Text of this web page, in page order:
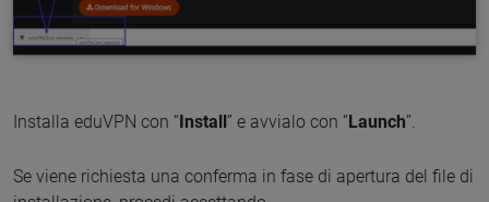
Installa eduVPN con “Install” e avvialo con “Launch”.
Se viene richiesta una conferma in fase di apertura del file di